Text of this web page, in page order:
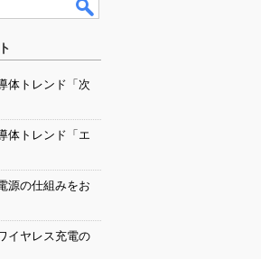
体トレンド「次
体トレンド「エ
源の仕組みをお
イヤレス充電の